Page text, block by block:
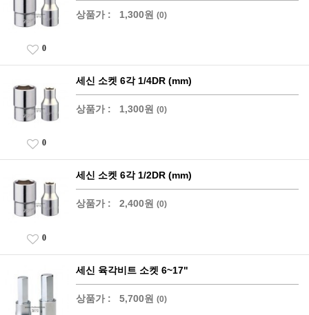
상품가 : 1,300원 (0)
0
세신 소켓 6각 1/4DR (mm)
상품가 : 1,300원 (0)
0
세신 소켓 6각 1/2DR (mm)
상품가 : 2,400원 (0)
0
세신 육각비트 소켓 6~17"
상품가 : 5,700원 (0)